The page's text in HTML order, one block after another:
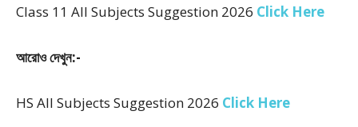
Class 11 All Subjects Suggestion 2026 Click Here
আরোও দেখুন:-
HS All Subjects Suggestion 2026 Click Here